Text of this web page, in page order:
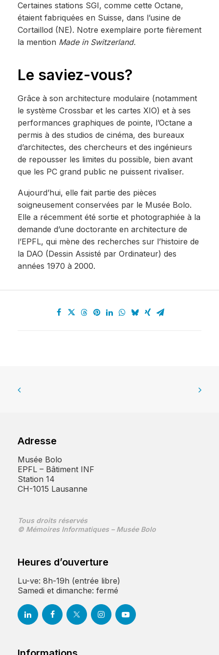
Certaines stations SGI, comme cette Octane,
étaient fabriquées en Suisse, dans l’usine de
Cortaillod (NE). Notre exemplaire porte fièrement
la mention Made in Switzerland.
Le saviez-vous?
Grâce à son architecture modulaire (notamment
le système Crossbar et les cartes XIO) et à ses
performances graphiques de pointe, l’Octane a
permis à des studios de cinéma, des bureaux
d’architectes, des chercheurs et des ingénieurs
de repousser les limites du possible, bien avant
que les PC grand public ne puissent rivaliser.
Aujourd’hui, elle fait partie des pièces
soigneusement conservées par le Musée Bolo.
Elle a récemment été sortie et photographiée à la
demande d’une doctorante en architecture de
l’EPFL, qui mène des recherches sur l’histoire de
la DAO (Dessin Assisté par Ordinateur) des
années 1970 à 2000.
Adresse
Musée Bolo
EPFL – Bâtiment INF
Station 14
CH-1015 Lausanne
Tous droits réservés
© Mémoires Informatiques – Musée Bolo
Heures d’ouverture
Lu-ve: 8h-19h (entrée libre)
Samedi et dimanche: fermé